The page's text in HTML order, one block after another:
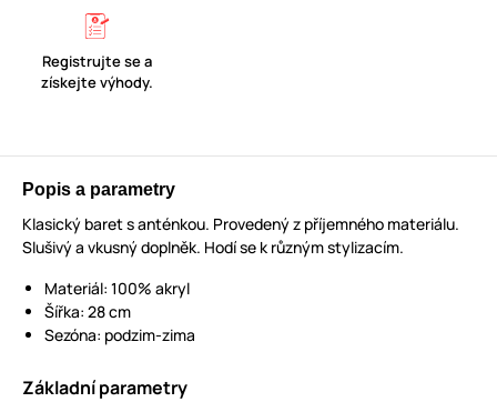
Registrujte se a
získejte výhody.
Popis a parametry
Klasický baret s anténkou. Provedený z příjemného materiálu.
Slušivý a vkusný doplněk. Hodí se k různým stylizacím.
Materiál: 100% akryl
Šířka: 28 cm
Sezóna: podzim-zima
Základní parametry